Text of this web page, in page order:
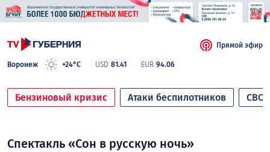
Воронеж +24°C USD 81.41 EUR 94.06
Прямой эфир
Бензиновый кризис Атаки беспилотников СВО
Спектакль «Сон в русскую ночь»